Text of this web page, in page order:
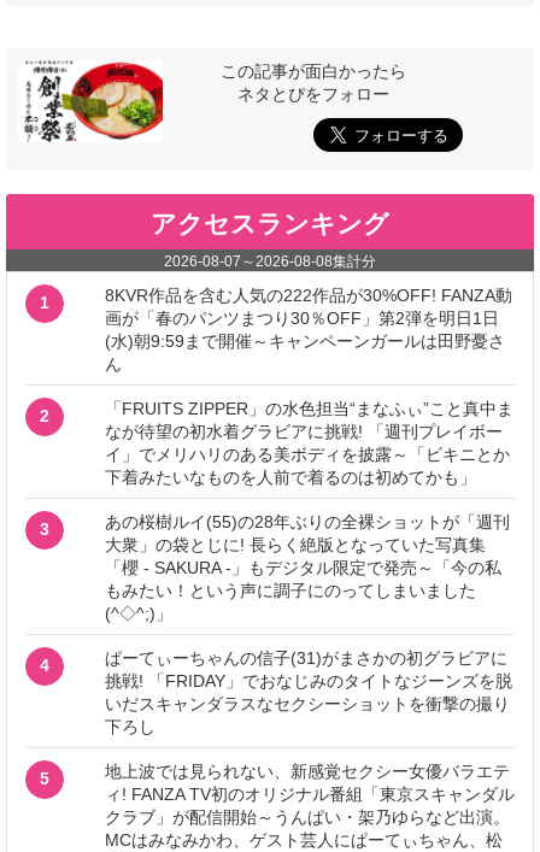
この記事が面白かったら
ネタとぴをフォロー
アクセスランキング
2026-08-07 ～2026-08-08集計分
1
8KVR作品を含む人気の222作品が30%OFF! FANZA動
画が「春のパンツまつり30％OFF」第2弾を明日1日
(水)朝9:59まで開催～キャンペーンガールは田野憂さ
ん
2
「FRUITS ZIPPER」の水色担当“まなふぃ”こと真中ま
なが待望の初水着グラビアに挑戦! 「週刊プレイボー
イ」でメリハリのある美ボディを披露～「ビキニとか
下着みたいなものを人前で着るのは初めてかも」
3
あの桜樹ルイ(55)の28年ぶりの全裸ショットが「週刊
大衆」の袋とじに! 長らく絶版となっていた写真集
「櫻 - SAKURA -」もデジタル限定で発売～「今の私
もみたい！という声に調子にのってしまいました
(^◇^;)」
4
ぱーてぃーちゃんの信子(31)がまさかの初グラビアに
挑戦! 「FRIDAY」でおなじみのタイトなジーンズを脱
いだスキャンダラスなセクシーショットを衝撃の撮り
下ろし
5
地上波では見られない、新感覚セクシー女優バラエテ
ィ! FANZA TV初のオリジナル番組「東京スキャンダル
クラブ」が配信開始～うんぱい・架乃ゆらなど出演。
MCはみなみかわ、ゲスト芸人にぱーてぃちゃん、松